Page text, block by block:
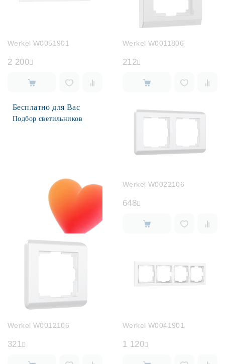
Werkel W0051901
2 200
Werkel W0011806
212
Бесплатно для Вас
Подбор светильников
Werkel W0022106
648
Werkel W0012106
321
Werkel W0041901
1 120